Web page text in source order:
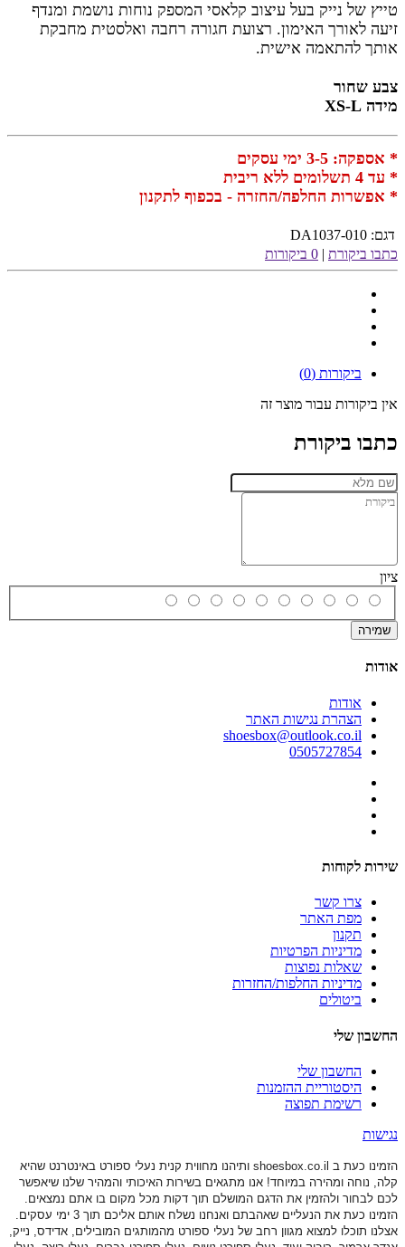
טייץ של נייק בעל עיצוב קלאסי המספק נוחות נושמת ומנדף
זיעה לאורך האימון. רצועת חגורה רחבה ואלסטית מחבקת
אותך להתאמה אישית.
צבע שחור
מידה XS-L
* אספקה: 3-5 ימי עסקים
* עד 4 תשלומים ללא ריבית
* אפשרות החלפה/החזרה - בכפוף לתקנון
דגם: DA1037-010
כתבו ביקורת | 0 ביקורות
ביקורות (0)
אין ביקורות עבור מוצר זה
כתבו ביקורת
ציון
שמירה
אודות
אודות
הצהרת נגישות האתר
shoesbox@outlook.co.il
0505727854
שירות לקוחות
צרו קשר
מפת האתר
תקנון
מדיניות הפרטיות
שאלות נפוצות
מדיניות החלפות/החזרות
ביטולים
החשבון שלי
החשבון שלי
היסטוריית ההזמנות
רשימת תפוצה
נגישות
הזמינו כעת ב shoesbox.co.il ותיהנו מחווית קנית נעלי ספורט באינטרנט שהיא
קלה, נוחה ומהירה במיוחד! אנו מתגאים בשירות האיכותי והמהיר שלנו שיאפשר
לכם לבחור ולהזמין את הדגם המושלם תוך דקות מכל מקום בו אתם נמצאים.
הזמינו כעת את הנעליים שאהבתם ואנחנו נשלח אותם אליכם תוך 3 ימי עסקים.
אצלנו תוכלו למצוא מגוון רחב של נעלי ספורט מהמותגים המובילים, אדידס, נייק,